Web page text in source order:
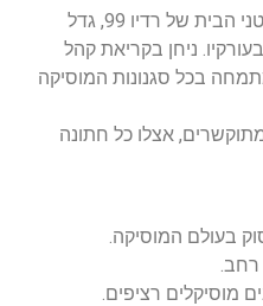
יוצר ומפיק מוסיקה, אחד מתקליטני הבית של רדיו 99, גדל
ניחן בקריאת קהל
בכל סגנונות המוסיקה
אצלו כל חתונה
בעולם המוסיקה.
רחב.
מוסיקלים רציפים.